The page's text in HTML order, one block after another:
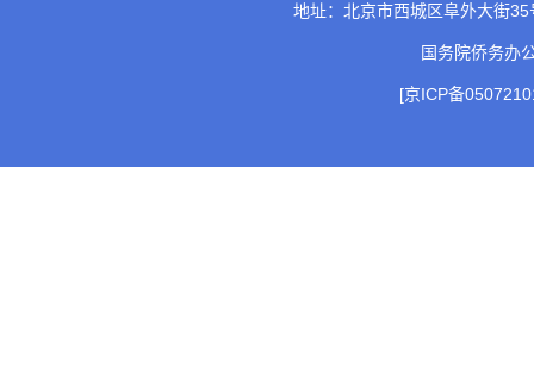
地址：北京市西城区阜外大街
国务院侨务
[京ICP备